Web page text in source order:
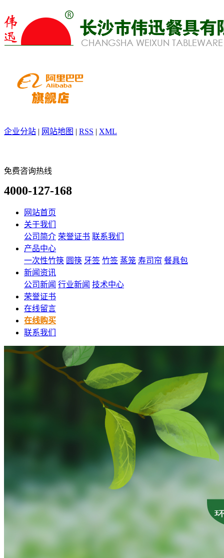
企业分站 | 网站地图 | RSS | XML
免费咨询热线
4000-127-168
网站首页
关于我们
公司简介 荣誉证书 联系我们
产品中心
一次性竹筷 圆筷 牙签 竹签 蒸笼 寿司帘 餐具包
新闻资讯
公司新闻 行业新闻 技术中心
荣誉证书
在线留言
在线购买
联系我们